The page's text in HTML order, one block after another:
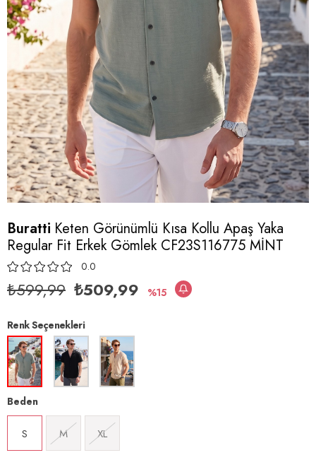
Buratti Keten Görünümlü Kısa Kollu Apaş Yaka
Regular Fit Erkek Gömlek CF23S116775 MİNT
0.0
₺599,99 ₺509,99 15
Renk Seçenekleri
Beden
S M XL